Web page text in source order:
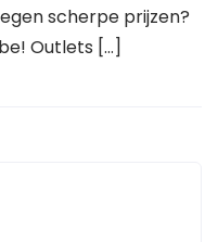
scherpe prijzen?
Outlets […]